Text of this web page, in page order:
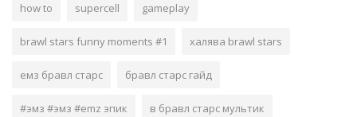
how to supercell gameplay
brawl stars funny moments #1 халява brawl stars
емз бравл старс бравл старс гайд
#эмз #эмз #emz эпик в бравл старс мультик